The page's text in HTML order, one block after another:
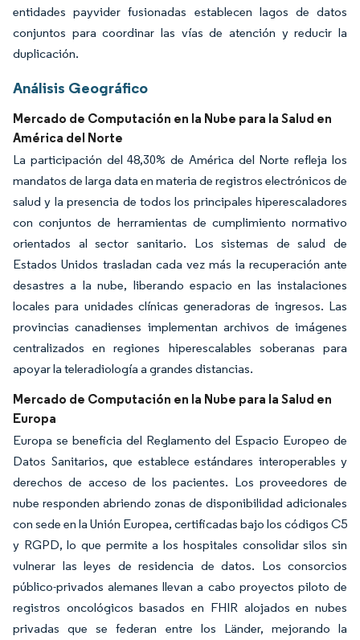
entidades payvider fusionadas establecen lagos de datos
conjuntos para coordinar las vías de atención y reducir la
duplicación.
Análisis Geográfico
Mercado de Computación en la Nube para la Salud en
América del Norte
La participación del 48,30% de América del Norte refleja los
mandatos de larga data en materia de registros electrónicos de
salud y la presencia de todos los principales hiperescaladores
con conjuntos de herramientas de cumplimiento normativo
orientados al sector sanitario. Los sistemas de salud de
Estados Unidos trasladan cada vez más la recuperación ante
desastres a la nube, liberando espacio en las instalaciones
locales para unidades clínicas generadoras de ingresos. Las
provincias canadienses implementan archivos de imágenes
centralizados en regiones hiperescalables soberanas para
apoyar la teleradiología a grandes distancias.
Mercado de Computación en la Nube para la Salud en
Europa
Europa se beneficia del Reglamento del Espacio Europeo de
Datos Sanitarios, que establece estándares interoperables y
derechos de acceso de los pacientes. Los proveedores de
nube responden abriendo zonas de disponibilidad adicionales
con sede en la Unión Europea, certificadas bajo los códigos C5
y RGPD, lo que permite a los hospitales consolidar silos sin
vulnerar las leyes de residencia de datos. Los consorcios
público-privados alemanes llevan a cabo proyectos piloto de
registros oncológicos basados en FHIR alojados en nubes
privadas que se federan entre los Länder, mejorando la